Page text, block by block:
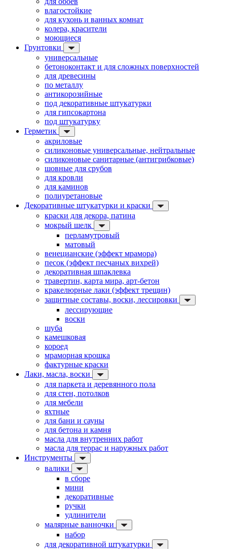
влагостойкие
для кухонь и ванных комнат
колера, красители
моющиеся
Грунтовки
универсальные
бетоноконтакт и для сложных поверхностей
для древесины
по металлу
антикорозийные
под декоративные штукатурки
для гипсокартона
под штукатурку
Герметик
акриловые
силиконовые универсальные, нейтральные
силиконовые санитарные (антигрибковые)
шовные для срубов
для кровли
для каминов
полиуретановые
Декоративные штукатурки и краски
краски для декора, патина
мокрый шелк
перламутровый
матовый
венецианские (эффект мрамора)
песок (эффект песчаных вихрей)
декоративная шпаклевка
травертин, карта мира, арт-бетон
кракелюрные лаки (эффект трещин)
защитные составы, воски, лессировки
лессирующие
воски
шуба
камешковая
короед
мраморная крошка
фактурные краски
Лаки, масла, воски
для паркета и деревянного пола
для стен, потолков
для мебели
яхтные
для бани и сауны
для бетона и камня
масла для внутренних работ
масла для террас и наружных работ
Инструменты
валики
в сборе
мини
декоративные
ручки
удлинители
малярные ванночки
набор
для декоративной штукатурки